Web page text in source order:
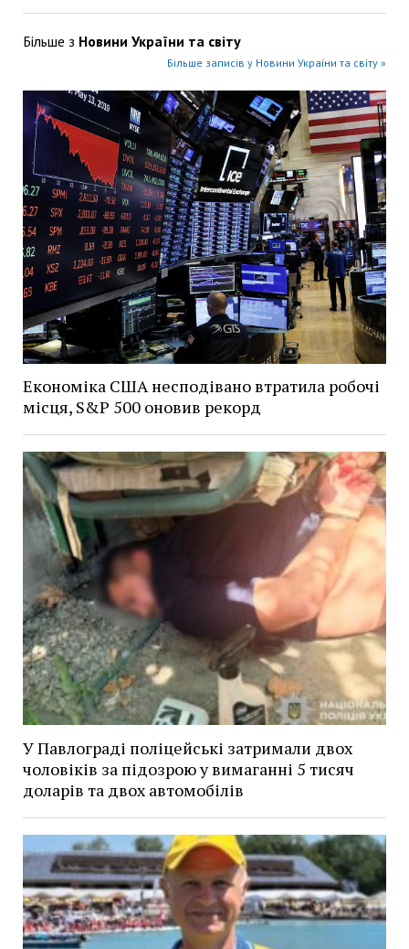
Більше з Новини України та світу
Більше записів у Новини України та світу »
Економіка США несподівано втратила робочі
місця, S&P 500 оновив рекорд
У Павлограді поліцейські затримали двох
чоловіків за підозрою у вимаганні 5 тисяч
доларів та двох автомобілів